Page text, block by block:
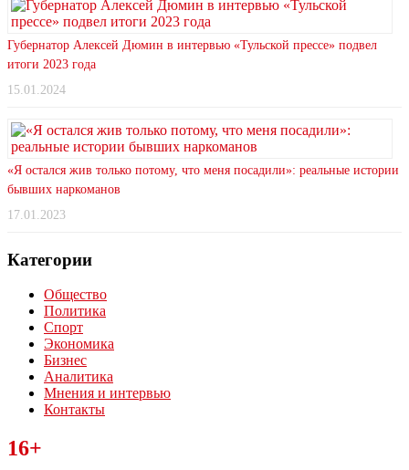
Губернатор Алексей Дюмин в интервью «Тульской прессе» подвел
итоги 2023 года
15.01.2024
«Я остался жив только потому, что меня посадили»: реальные истории
бывших наркоманов
17.01.2023
Категории
Общество
Политика
Спорт
Экономика
Бизнес
Аналитика
Мнения и интервью
Контакты
Читайте последние новости дня в Тульской области на сайте
“ЗаНовомосковск”
16+